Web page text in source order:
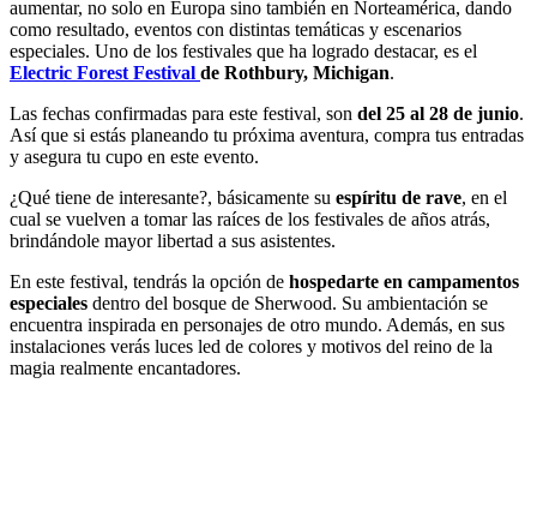
aumentar, no solo en Europa sino también en Norteamérica, dando
como resultado, eventos con distintas temáticas y escenarios
especiales. Uno de los festivales que ha logrado destacar, es el
Electric Forest Festival de Rothbury, Michigan.
Las fechas confirmadas para este festival, son del 25 al 28 de junio.
Así que si estás planeando tu próxima aventura, compra tus entradas
y asegura tu cupo en este evento.
¿Qué tiene de interesante?, básicamente su espíritu de rave, en el
cual se vuelven a tomar las raíces de los festivales de años atrás,
brindándole mayor libertad a sus asistentes.
En este festival, tendrás la opción de hospedarte en campamentos
especiales dentro del bosque de Sherwood. Su ambientación se
encuentra inspirada en personajes de otro mundo. Además, en sus
instalaciones verás luces led de colores y motivos del reino de la
magia realmente encantadores.